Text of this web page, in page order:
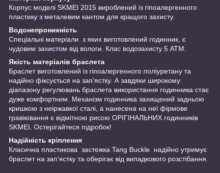
Корпус моделі SKMEI 2015 вироблений із гіпоалергенного
пластику з металевим кантом для кращого захисту.
Водонепроникність
Спеціальні матеріали з яких виготовлений годинник, є
чудовим захистом від вологи. Клас водозахисту 5 АТМ.
Якість матеріалів браслета
Браслет виготовлений із гіпоалергенного поліуретану та
надійно фіксується на зап'ястку. А завдяки широкому
діапазону регулювань браслета використання годинника стає
дуже комфортним. Механізм годинника захищений задньою
кришкою з неіржавкої сталі, а нанесена на неї фірмове
гравіювання є відмітною рисою ОРІГІНАЛЬНИХ годинників
SKMEI. Остерігайтеся підробок!
Надійність кріплення
Класична пластикова застежка Tang Buckle надійно утримує
браслет на зап'ястку та оберігає від випадкового розстібання.